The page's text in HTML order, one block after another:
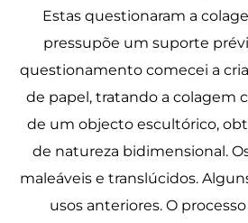
Estas questionaram a
pressupõe um suporte
questionamento comecei a
de papel, tratando a colagem
de um objecto escultórico,
de natureza bidimensional.
maleáveis e translúcidos.
usos anteriores. O